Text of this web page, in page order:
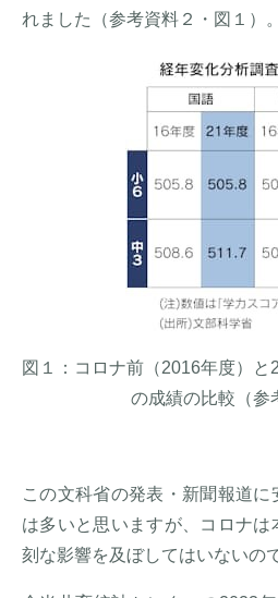
れました（参考資料２・図１）。
図１：コロナ前（2016年度）と
の成績の比較（参
この文科省の発表・新聞報道
は多いと思いますが、コロナ
刻な影響を及ぼしてはいないの